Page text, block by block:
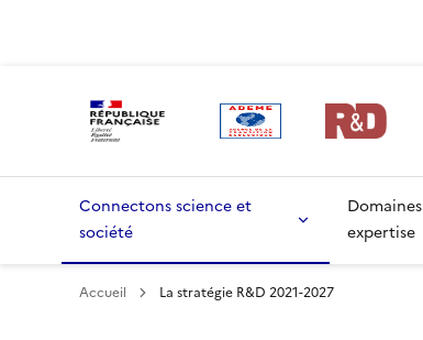
Connectons science et
société
Domaines
expertise
Accueil La stratégie R&D 2021-2027